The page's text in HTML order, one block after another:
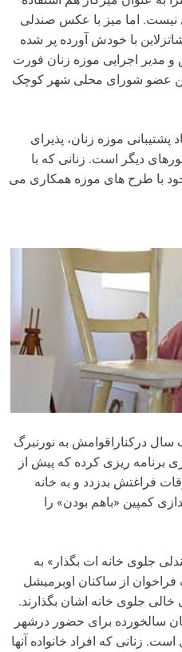
نیست. اما میز با عکس صندلی
با خودش آورده پر شده
اجرایی موزه زنان فورت
عضو شورای محلی شهر کوچک
پشتیبانی موزه زنان، پذیرای
دیگر است. زنانی که با
خود با طرح های موزه همکاری می
سال درکناراقوامش به نورنبرگ
برنامه ریزی کرده که پیش از
فراغتش بدزدد و به خانه
کمپین «باهم بودن» را
جلوی خانه ات بگذار» به
از ساکنان اوبرمیشل
جلوی خانه اشان بگذارند.
سالخورده برای حضور درشهر
زنانی که افراد خانواده آنها